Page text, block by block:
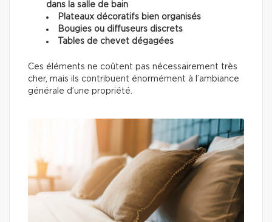
dans la salle de bain
Plateaux décoratifs bien organisés
Bougies ou diffuseurs discrets
Tables de chevet dégagées
Ces éléments ne coûtent pas nécessairement très
cher, mais ils contribuent énormément à l’ambiance
générale d’une propriété.